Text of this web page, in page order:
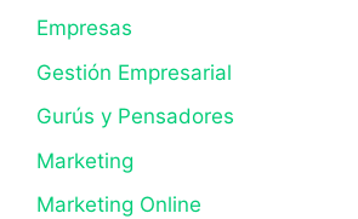
Empresas
Gestión Empresarial
Gurús y Pensadores
Marketing
Marketing Online